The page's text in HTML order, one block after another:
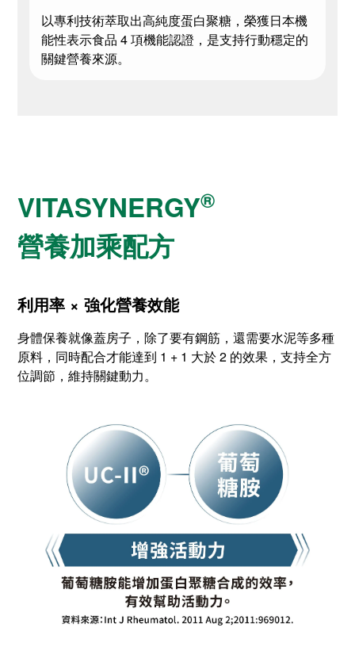
以專利技術萃取出高純度蛋白聚糖，榮獲日本機
能性表示食品 4 項機能認證，是支持行動穩定的
關鍵營養來源。
VITASYNERGY®
營養加乘配方
利用率 × 強化營養效能
身體保養就像蓋房子，除了要有鋼筋，還需要水泥等多種
原料，同時配合才能達到 1 + 1 大於 2 的效果，支持全方
位調節，維持關鍵動力。